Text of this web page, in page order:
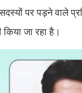
सदस्यों पर पड़ने
जा रहा है।